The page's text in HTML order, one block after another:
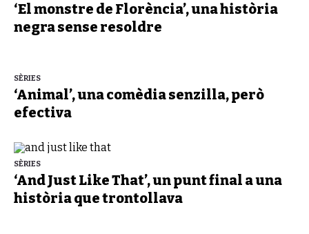
‘El monstre de Florència’, una història
negra sense resoldre
SÈRIES
‘Animal’, una comèdia senzilla, però
efectiva
SÈRIES
‘And Just Like That’, un punt final a una
història que trontollava